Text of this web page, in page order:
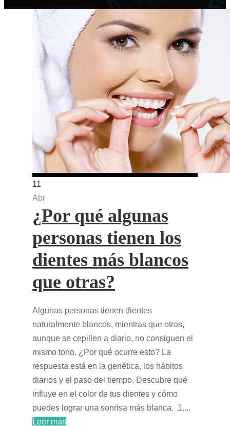
11
Abr
¿Por qué algunas
personas tienen los
dientes más blancos
que otras?
Algunas personas tienen dientes
naturalmente blancos, mientras que otras,
aunque se cepillen a diario, no consiguen el
mismo tono. ¿Por qué ocurre esto? La
respuesta está en la genética, los hábitos
diarios y el paso del tiempo. Descubre qué
influye en el color de tus dientes y cómo
puedes lograr una sonrisa más blanca. 1....
Leer más